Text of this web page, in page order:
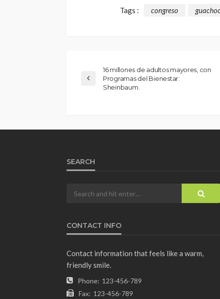
Tags : congreso
16 millones de adultos mayores, con
Programas del Bienestar:
Sheinbaum.
SEARCH
CONTACT INFO
Contact information that feels like a warm,
friendly smile.
Phone: 123-456-789
Fax: 123-456-789